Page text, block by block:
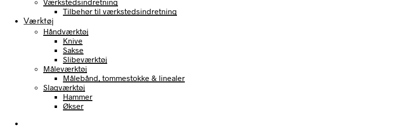
Tilbehør til værkstedsindretning
Værktøj
Håndværktøj
Knive
Sakse
Slibeværktøj
Måleværktøj
Målebånd, tommestokke & linealer
Slagværktøj
Hammer
Økser